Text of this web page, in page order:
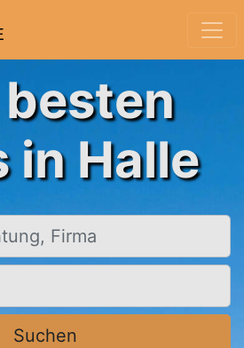
besten
in Halle
Suchen